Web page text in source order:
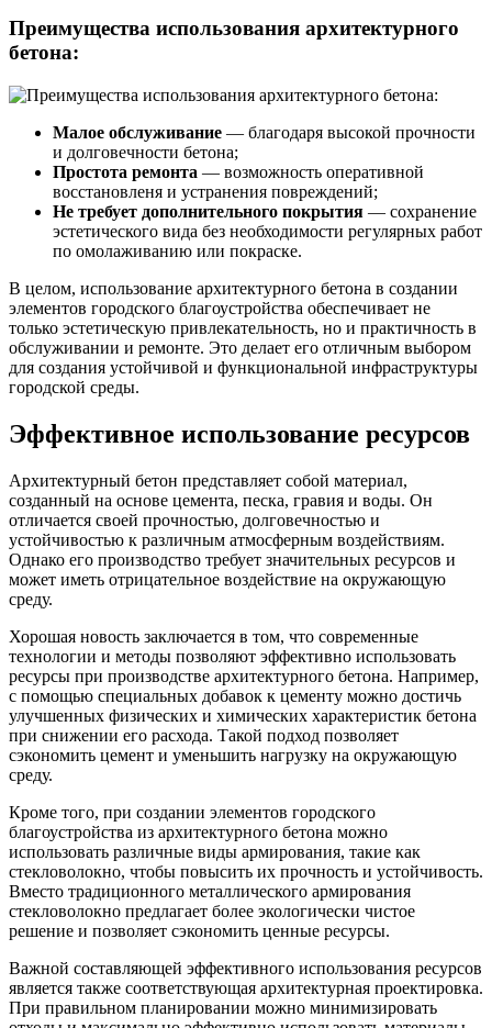
Преимущества использования архитектурного
бетона:
Малое обслуживание — благодаря высокой прочности
и долговечности бетона;
Простота ремонта — возможность оперативной
восстановленя и устранения повреждений;
Не требует дополнительного покрытия — сохранение
эстетического вида без необходимости регулярных работ
по омолаживанию или покраске.
В целом, использование архитектурного бетона в создании
элементов городского благоустройства обеспечивает не
только эстетическую привлекательность, но и практичность в
обслуживании и ремонте. Это делает его отличным выбором
для создания устойчивой и функциональной инфраструктуры
городской среды.
Эффективное использование ресурсов
Архитектурный бетон представляет собой материал,
созданный на основе цемента, песка, гравия и воды. Он
отличается своей прочностью, долговечностью и
устойчивостью к различным атмосферным воздействиям.
Однако его производство требует значительных ресурсов и
может иметь отрицательное воздействие на окружающую
среду.
Хорошая новость заключается в том, что современные
технологии и методы позволяют эффективно использовать
ресурсы при производстве архитектурного бетона. Например,
с помощью специальных добавок к цементу можно достичь
улучшенных физических и химических характеристик бетона
при снижении его расхода. Такой подход позволяет
сэкономить цемент и уменьшить нагрузку на окружающую
среду.
Кроме того, при создании элементов городского
благоустройства из архитектурного бетона можно
использовать различные виды армирования, такие как
стекловолокно, чтобы повысить их прочность и устойчивость.
Вместо традиционного металлического армирования
стекловолокно предлагает более экологически чистое
решение и позволяет сэкономить ценные ресурсы.
Важной составляющей эффективного использования ресурсов
является также соответствующая архитектурная проектировка.
При правильном планировании можно минимизировать